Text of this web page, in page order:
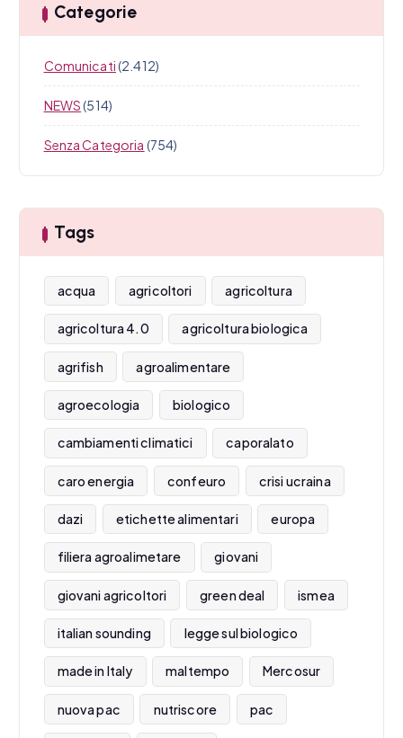
Categorie
Comunicati(2.412)
NEWS(514)
Senza Categoria (754)
Tags
acqua agricoltori agricoltura
agricoltura 4.0 agricoltura biologica
agrifish agroalimentare
agroecologia biologico
cambiamenti climatici caporalato
caro energia confeuro crisi ucraina
dazi etichette alimentari europa
filiera agroalimetare giovani
giovani agricoltori green deal ismea
italian sounding legge sul biologico
made in Italy maltempo Mercosur
nuova pac nutriscore pac